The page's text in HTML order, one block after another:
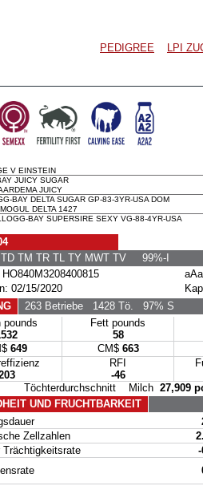
PEDIGREE LPI
V EINSTEIN
JUICY SUGAR
JUICY
BAY DELTA SUGAR GP-83-3YR-USA DOM
DELTA 1427
BAY SUPERSIRE SEXY VG-88-4YR-USA
TD TM TR TL TY MWT TV 99%-I
02/15/2020
263 Betriebe 1428 Tö. 97% S
pounds
Fett pounds
58
649 CM$ 663
RFI
-46
Töchterdurchschnitt Milch 27,909
UND FRUCHTBARKEIT
Zellzahlen